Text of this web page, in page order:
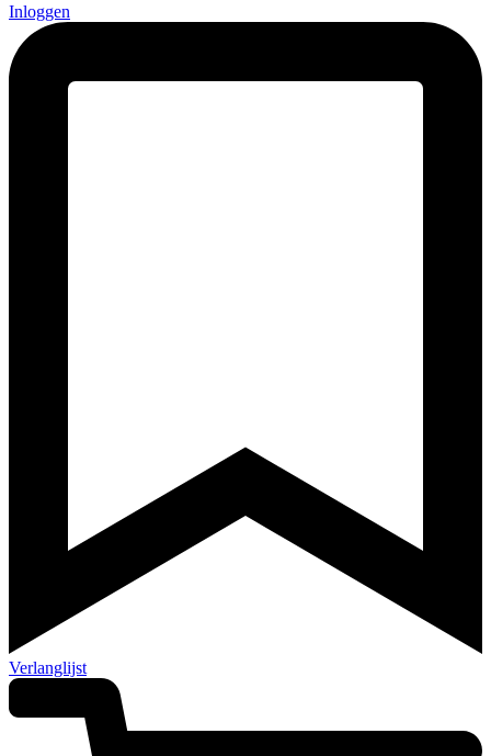
Inloggen
Verlanglijst